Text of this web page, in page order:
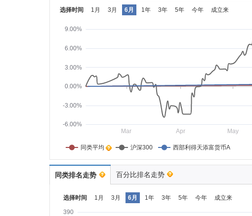
选择时间 1月 3月 6月 1年 3年 5年 今年 成立来
-6.00%
-3.00%
0.00%
3.00%
6.00%
9.00%
Mar Apr May
同类平均 沪深300 西部利得天添富货币A
同类排名走势 百分比排名走势
选择时间 1月 3月 6月 1年 3年 5年 今年 成立来
390